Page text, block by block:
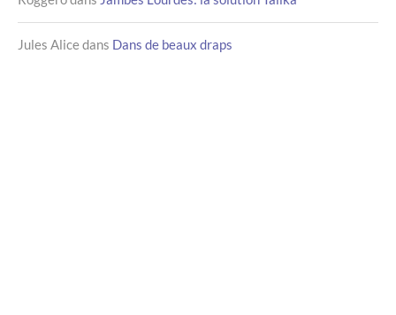
Jules Alicedans Dans de beaux draps